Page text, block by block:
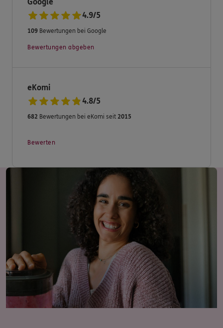
Ihr Stephan Hartung Versicherungskaufmann (IHK)
4.9/5
109 Bewertungen bei Google
Bewertungen abgeben
eKomi
4.8/5
682 Bewertungen bei eKomi seit 2015
Bewerten